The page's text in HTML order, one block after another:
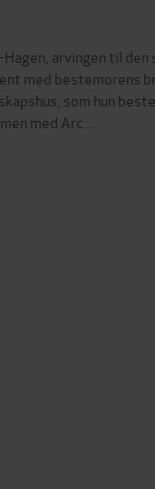
arvingen til den
med bestemorens
som hun
med Arc…